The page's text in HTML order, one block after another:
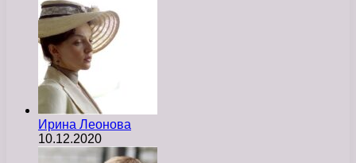
Ирина Леонова
10.12.2020